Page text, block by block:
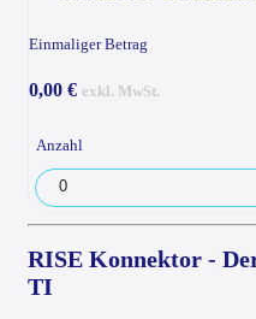
Einmaliger Betrag
0,00 € exkl. MwSt.
Anzahl
RISE Konnektor -
TI